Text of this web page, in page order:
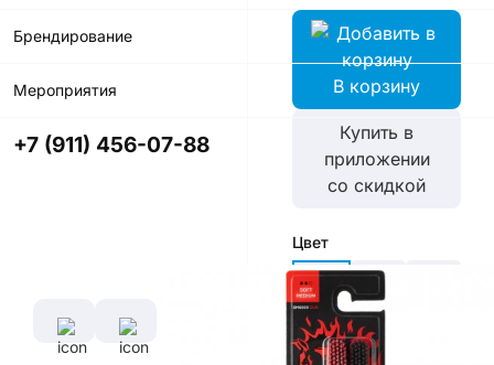
Брендирование
Мероприятия
+7 (911) 456-07-88
В корзину
Купить в
приложении
со скидкой
Цвет